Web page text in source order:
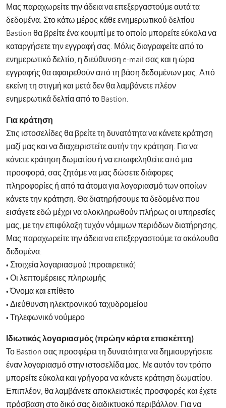
Μας παραχωρείτε την άδεια να επεξεργαστούμε αυτά τα
δεδομένα. Στο κάτω μέρος κάθε ενημερωτικού δελτίου
Bastion θα βρείτε ένα κουμπί με το οποίο μπορείτε εύκολα να
καταργήσετε την εγγραφή σας. Μόλις διαγραφείτε από το
ενημερωτικό δελτίο, η διεύθυνση e-mail σας και η ώρα
εγγραφής θα αφαιρεθούν από τη βάση δεδομένων μας. Από
εκείνη τη στιγμή και μετά δεν θα λαμβάνετε πλέον
ενημερωτικά δελτία από το Bastion.
Για κράτηση
Στις ιστοσελίδες θα βρείτε τη δυνατότητα να κάνετε κράτηση
μαζί μας και να διαχειριστείτε αυτήν την κράτηση. Για να
κάνετε κράτηση δωματίου ή να επωφεληθείτε από μια
προσφορά, σας ζητάμε να μας δώσετε διάφορες
πληροφορίες ή από τα άτομα για λογαριασμό των οποίων
κάνετε την κράτηση. Θα διατηρήσουμε τα δεδομένα που
εισάγετε εδώ μέχρι να ολοκληρωθούν πλήρως οι υπηρεσίες
μας, με την επιφύλαξη τυχόν νόμιμων περιόδων διατήρησης.
Μας παραχωρείτε την άδεια να επεξεργαστούμε τα ακόλουθα
δεδομένα:
• Στοιχεία λογαριασμού (προαιρετικά)
• Οι λεπτομέρειες πληρωμής
• Όνομα και επίθετο
• Διεύθυνση ηλεκτρονικού ταχυδρομείου
• Τηλεφωνικό νούμερο
Ιδιωτικός λογαριασμός (πρώην κάρτα επισκέπτη)
Το Bastion σας προσφέρει τη δυνατότητα να δημιουργήσετε
έναν λογαριασμό στην ιστοσελίδα μας. Με αυτόν τον τρόπο
μπορείτε εύκολα και γρήγορα να κάνετε κράτηση δωματίου.
Επιπλέον, θα λαμβάνετε αποκλειστικές προσφορές και έχετε
πρόσβαση στο δικό σας διαδικτυακό περιβάλλον. Για να